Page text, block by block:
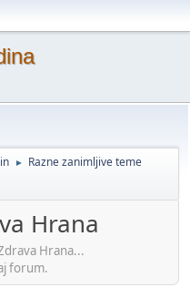
► Razne zanimljive teme
Hrana
Hrana...
forum.